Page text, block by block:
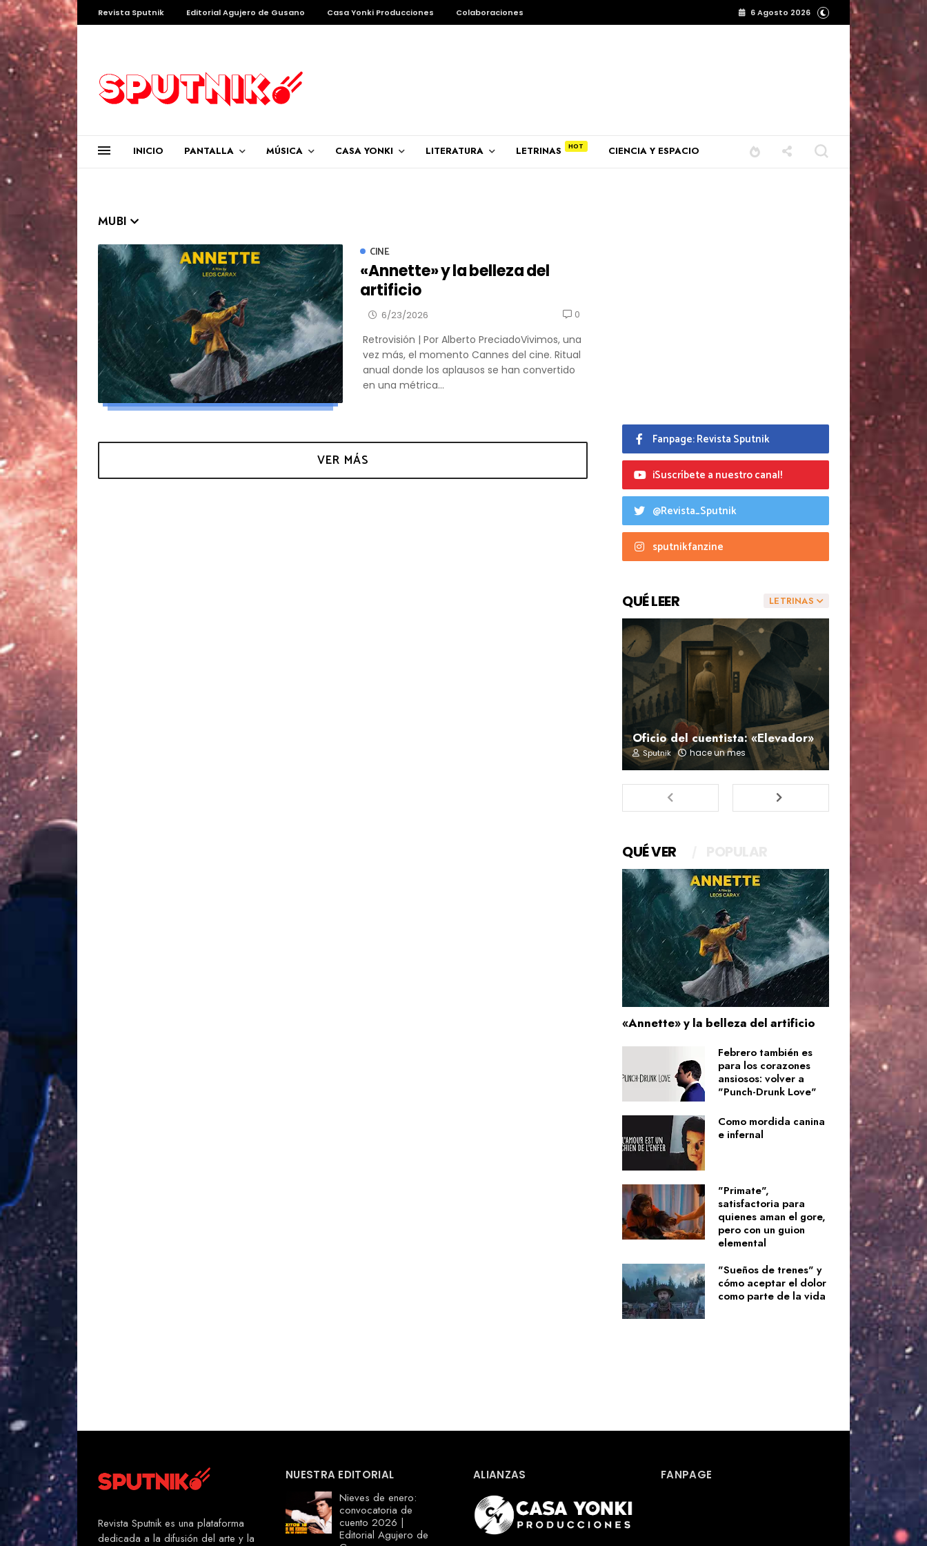
Revista Sputnik Editorial Agujero de Gusano Casa Yonki Producciones Colaboraciones 6 Agosto 2026
INICIO PANTALLA MÚSICA CASA YONKI LITERATURA LETRINAS CIENCIA Y ESPACIO
MUBI
CINE
«Annette» y la belleza del
artificio
6/23/2026 0
Retrovisión | Por Alberto PreciadoVivimos, una
vez más, el momento Cannes del cine. Ritual
anual donde los aplausos se han convertido
en una métrica...
Fanpage: Revista Sputnik
¡Suscríbete a nuestro canal!
@Revista_Sputnik
sputnikfanzine
LETRINAS
QUÉ LEER
Oficio del cuentista: «Elevador»
Sputnik hace un mes
QUÉ VER
«Annette» y la belleza del artificio
Febrero también es
para los corazones
ansiosos: volver a
"Punch-Drunk Love"
Como mordida canina
e infernal
"Primate",
satisfactoria para
quienes aman el gore,
pero con un guion
elemental
"Sueños de trenes" y
cómo aceptar el dolor
como parte de la vida
Revista Sputnik es una plataforma
dedicada a la difusión del arte y la
NUESTRA EDITORIAL
Nieves de enero:
convocatoria de
cuento 2026 |
Editorial Agujero de
ALIANZAS FANPAGE